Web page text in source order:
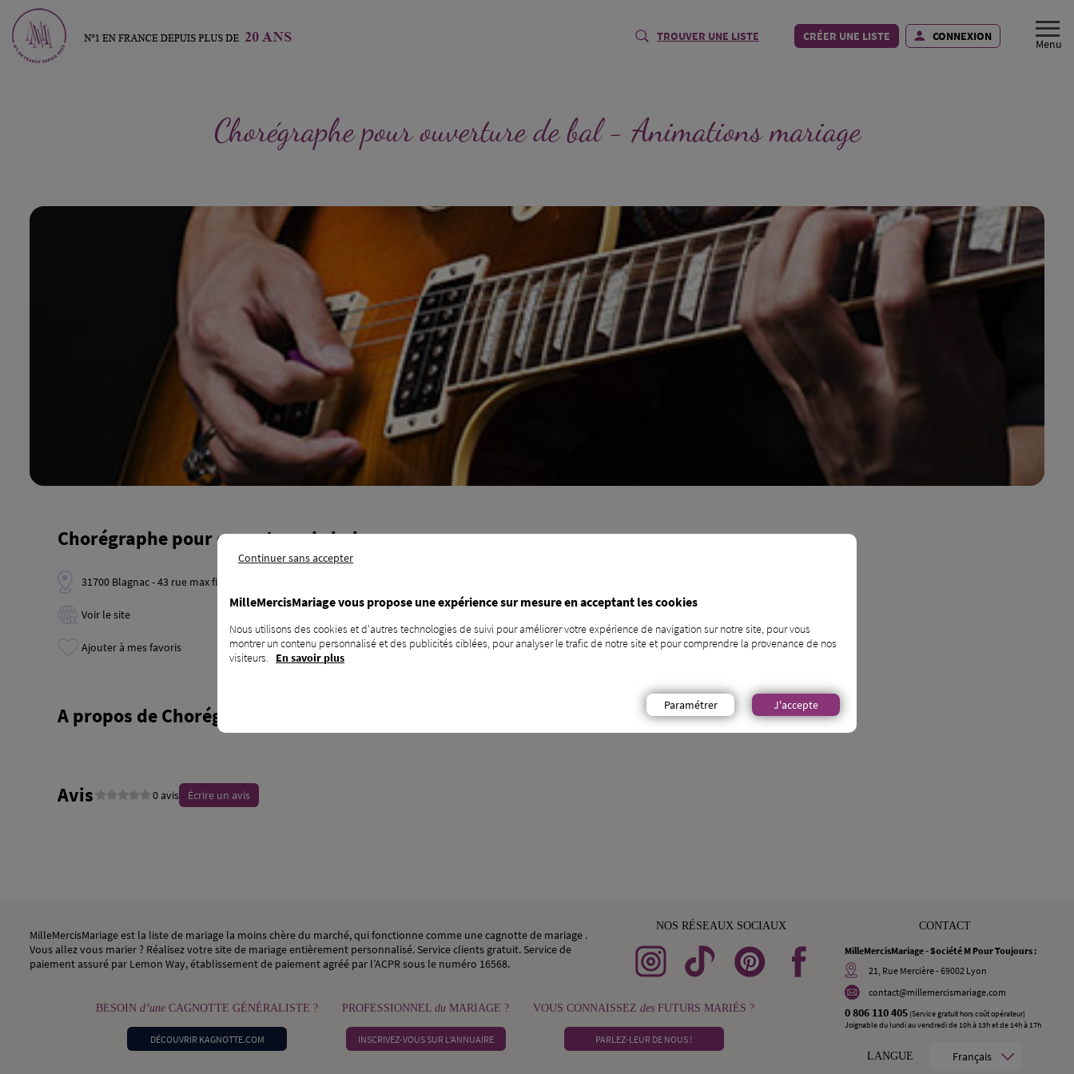
TROUVER UNE LISTE CRÉER UNE LISTE CONNEXION
Chorégraphe pour ouverture de bal - Animations mariage
Chorégraphe pour ouverture de bal
31700 Blagnac - 43 rue max fischl D06
Voir le site
Ajouter à mes favoris
Vous voulez en savoir plus ?
CONTACTEZ-NOUS !
A propos de Chorégraphe pour ouverture de bal
Avis 0 avis Écrire un avis
MilleMercisMariage est la liste de mariage la moins chère du marché, qui fonctionne comme une cagnotte de mariage .
Vous allez vous marier ? Réalisez votre site de mariage entièrement personnalisé. Service clients gratuit. Service de
paiement assuré par Lemon Way, établissement de paiement agréé par l’ACPR sous le numéro 16568.
NOS RÉSEAUX SOCIAUX
BESOIN d’une CAGNOTTE GÉNÉRALISTE ?
DÉCOUVRIR KAGNOTTE.COM
PROFESSIONNEL du MARIAGE ?
INSCRIVEZ-VOUS SUR L’ANNUAIRE
VOUS CONNAISSEZ des FUTURS MARIÉS ?
PARLEZ-LEUR DE NOUS !
CONTACT
MilleMercisMariage - Société M Pour Toujours :
21, Rue Mercière - 69002 Lyon
contact@millemercismariage.com
0 806 110 405 (Service gratuit hors coût opérateur)
Joignable du lundi au vendredi de 10h à 13h et de 14h à 17h
LANGUE Français
Continuer sans accepter
MilleMercisMariage vous propose une expérience sur mesure en acceptant les cookies
Nous utilisons des cookies et d'autres technologies de suivi pour améliorer votre expérience de navigation sur notre site, pour vous
montrer un contenu personnalisé et des publicités ciblées, pour analyser le trafic de notre site et pour comprendre la provenance de nos
visiteurs. En savoir plus
Paramétrer J'accepte